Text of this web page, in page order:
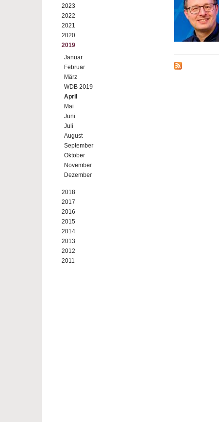
2023
2022
2021
2020
2019
Januar
Februar
März
WDB 2019
April
Mai
Juni
Juli
August
September
Oktober
November
Dezember
2018
2017
2016
2015
2014
2013
2012
2011